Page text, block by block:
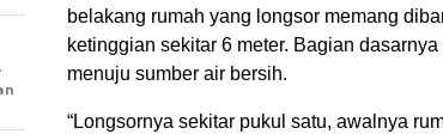
belakang rumah yang longsor memang
ketinggian sekitar 6 meter. Bagian
menuju sumber air bersih.
“Longsornya sekitar pukul satu, awalnya